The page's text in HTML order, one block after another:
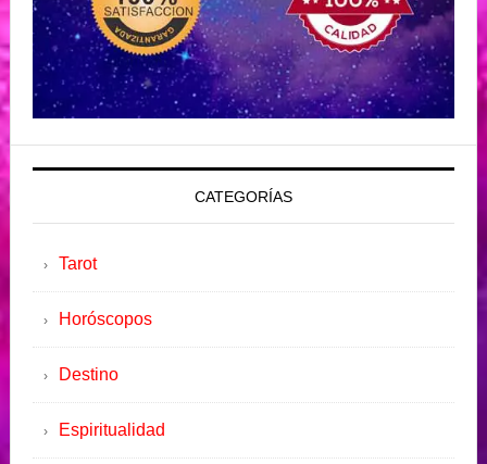
CATEGORÍAS
Tarot
Horóscopos
Destino
Espiritualidad